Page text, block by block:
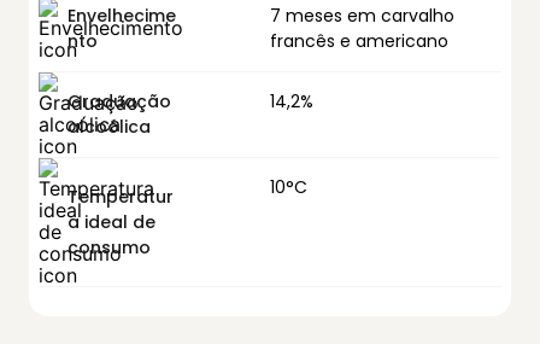
Envelhecime
nto
7 meses em carvalho
francês e americano
Graduação
alcoólica
14,2%
Temperatur
a ideal de
consumo
10°C